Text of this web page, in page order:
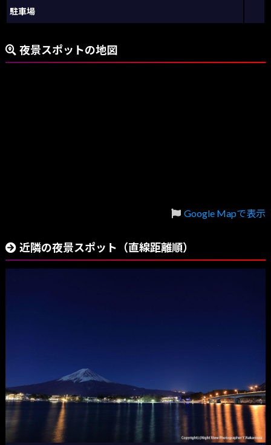
駐車場
夜景スポットの地図
Google Mapで表示
近隣の夜景スポット（直線距離順）